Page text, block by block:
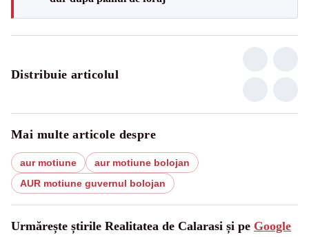
Distribuie articolul
Mai multe articole despre
aur motiune
aur motiune bolojan
AUR motiune guvernul bolojan
Urmărește știrile Realitatea de Calarasi și pe Google